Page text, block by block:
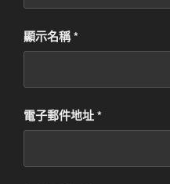
顯示名稱*
電子郵件地址*